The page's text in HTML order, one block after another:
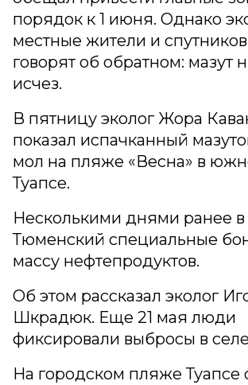
порядок к 1 июня. Однако
местные жители и
говорят об обратном: мазут
исчез.
В пятницу эколог Жора
показал испачканный
мол на пляже «Весна» в
Туапсе.
Несколькими днями ранее в
Тюменский специальные
массу нефтепродуктов.
Об этом рассказал эколог
Шкрадюк. Еще 21 мая люди
фиксировали выбросы в
На городском пляже Туапсе